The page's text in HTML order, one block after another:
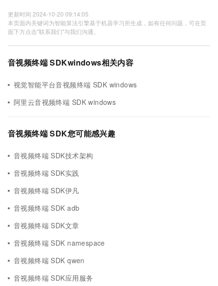
更新时间 2024-10-20 09:14:05
本页面内关键词为智能算法引擎基于机器学习所生成，如有任何问题，可在页
面下方点击"联系我们"与我们沟通。
音视频终端 SDKwindows相关内容
视觉智能平台音视频终端 SDK windows
阿里云音视频终端 SDK windows
音视频终端 SDK您可能感兴趣
音视频终端 SDK技术架构
音视频终端 SDK实践
音视频终端 SDK伊凡
音视频终端 SDK adb
音视频终端 SDK文章
音视频终端 SDK namespace
音视频终端 SDK qwen
音视频终端 SDK应用服务